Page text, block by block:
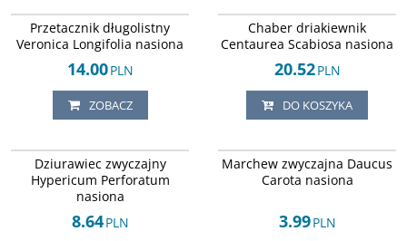
Przetacznik długolistny
Veronica Longifolia nasiona
14.00PLN
ZOBACZ
Chaber driakiewnik
Centaurea Scabiosa nasiona
20.52PLN
DO KOSZYKA
Dziurawiec zwyczajny
Hypericum Perforatum
nasiona
8.64PLN
Marchew zwyczajna Daucus
Carota nasiona
3.99PLN